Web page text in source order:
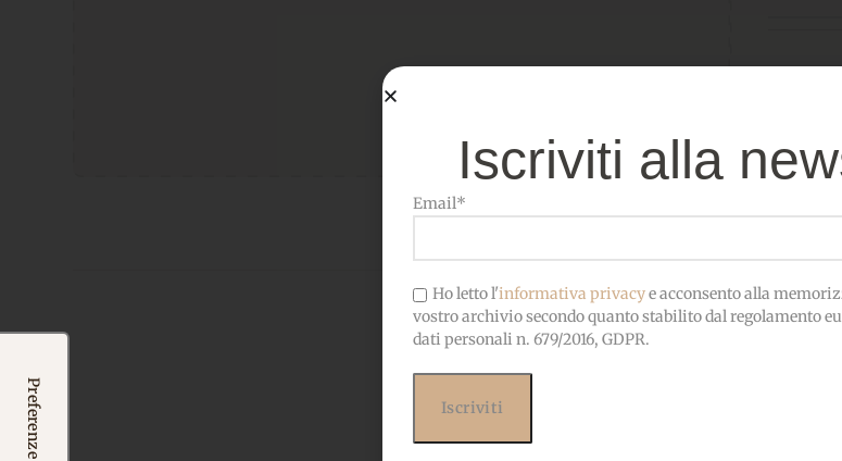
Potrebbero
Iscriviti alla
Email*
Ho letto l'informativa privacye acconsento alla
vostro archivio secondo quanto stabilito dal regolamento
dati personali n. 679/2016, GDPR.